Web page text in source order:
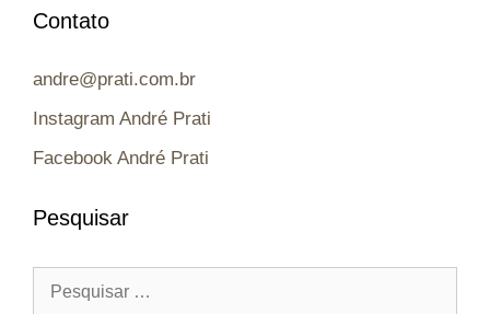
Contato
andre@prati.com.br
Instagram André Prati
Facebook André Prati
Pesquisar
Pesquisar
por: